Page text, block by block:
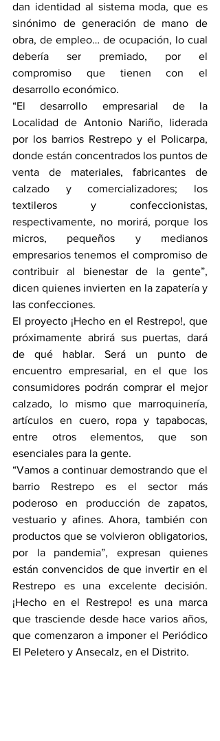
dan identidad al sistema moda, que es
sinónimo de generación de mano de
obra, de empleo… de ocupación, lo cual
debería ser premiado, por el
compromiso que tienen con el
desarrollo económico.
“El desarrollo empresarial de la
Localidad de Antonio Nariño, liderada
por los barrios Restrepo y el Policarpa,
donde están concentrados los puntos de
venta de materiales, fabricantes de
calzado y comercializadores; los
textileros y confeccionistas,
respectivamente, no morirá, porque los
micros, pequeños y medianos
empresarios tenemos el compromiso de
contribuir al bienestar de la gente”,
dicen quienes invierten en la zapatería y
las confecciones.
El proyecto ¡Hecho en el Restrepo!, que
próximamente abrirá sus puertas, dará
de qué hablar. Será un punto de
encuentro empresarial, en el que los
consumidores podrán comprar el mejor
calzado, lo mismo que marroquinería,
artículos en cuero, ropa y tapabocas,
entre otros elementos, que son
esenciales para la gente.
“Vamos a continuar demostrando que el
barrio Restrepo es el sector más
poderoso en producción de zapatos,
vestuario y afines. Ahora, también con
productos que se volvieron obligatorios,
por la pandemia”, expresan quienes
están convencidos de que invertir en el
Restrepo es una excelente decisión.
¡Hecho en el Restrepo! es una marca
que trasciende desde hace varios años,
que comenzaron a imponer el Periódico
El Peletero y Ansecalz, en el Distrito.